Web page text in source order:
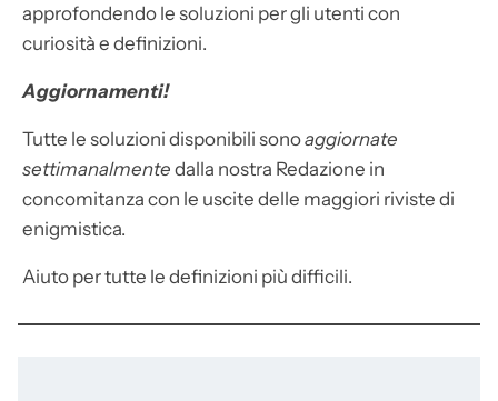
approfondendo le soluzioni per gli utenti con
curiosità e definizioni.
Aggiornamenti!
Tutte le soluzioni disponibili sonoaggiornate
settimanalmente dalla nostra Redazione in
concomitanza con le uscite delle maggiori riviste di
enigmistica.
Aiuto per tutte le definizioni più difficili.